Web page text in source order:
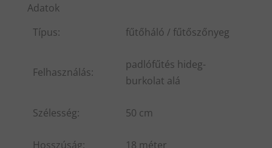
Adatok
Típus:
fűtőháló / fűtőszőnyeg
Felhasználás:
padlófűtés hideg-
burkolat alá
Szélesség: 50 cm
Hosszúság: 18 méter